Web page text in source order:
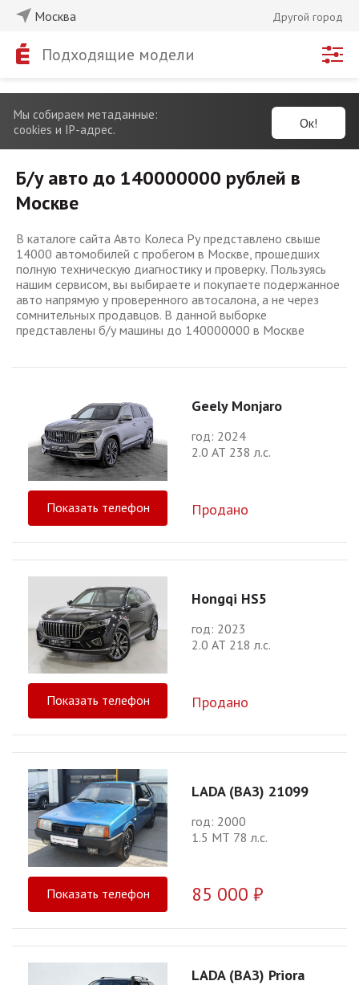
Москва Другой город
Подходящие модели
Мы собираем метаданные:
cookies и IP-адрес.
Ок!
Б/у авто до 140000000 рублей в
Москве
В каталоге сайта Авто Колеса Ру представлено свыше
14000 автомобилей с пробегом в Москве, прошедших
полную техническую диагностику и проверку. Пользуясь
нашим сервисом, вы выбираете и покупаете подержанное
авто напрямую у проверенного автосалона, а не через
сомнительных продавцов. В данной выборке
представлены б/у машины до 140000000 в Москве
Geely Monjaro
год: 2024
2.0 АТ 238 л.с.
Показать телефон Продано
Hongqi HS5
год: 2023
2.0 АТ 218 л.с.
Показать телефон Продано
LADA (ВАЗ) 21099
год: 2000
1.5 МТ 78 л.с.
Показать телефон 85 000 ₽
LADA (ВАЗ) Priora